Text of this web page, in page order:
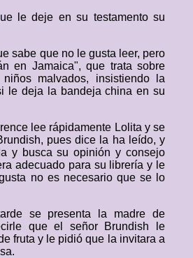
le deje en su testamento su
sabe que no le gusta leer, pero
en Jamaica", que trata sobre
malvados, insistiendo la
le deja la bandeja china en su
lee rápidamente Lolita y se
pues dice la ha leído, y
y busca su opinión y consejo
adecuado para su librería y le
no es necesario que se lo
se presenta la madre de
que el señor Brundish le
fruta y le pidió que la invitara a